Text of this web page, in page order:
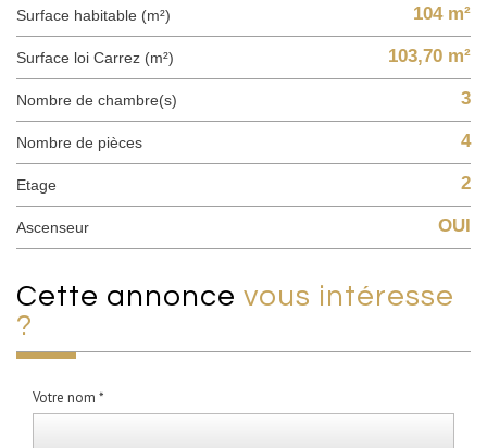
Surface habitable (m²) 104 m²
Surface loi Carrez (m²) 103,70 m²
Nombre de chambre(s) 3
Nombre de pièces 4
Etage 2
Ascenseur OUI
cette annonce vous intéresse
?
Votre nom *